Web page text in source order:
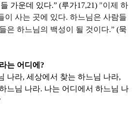
가운데 있다.” (루가17,21) "이제 하
이 사는 곳에 있다.하느님은 사람들
은 하느님의 백성이 될 것이다.” (묵
는 어디에 ?
나라,세상에서 찾는 하느님 나라,
느님 나라. 나는 어디에서 하느님 나